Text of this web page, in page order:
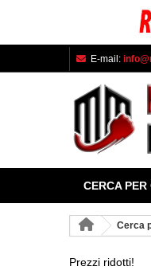
E-mail:
CERCA
Cerca
Prezzi ridotti!